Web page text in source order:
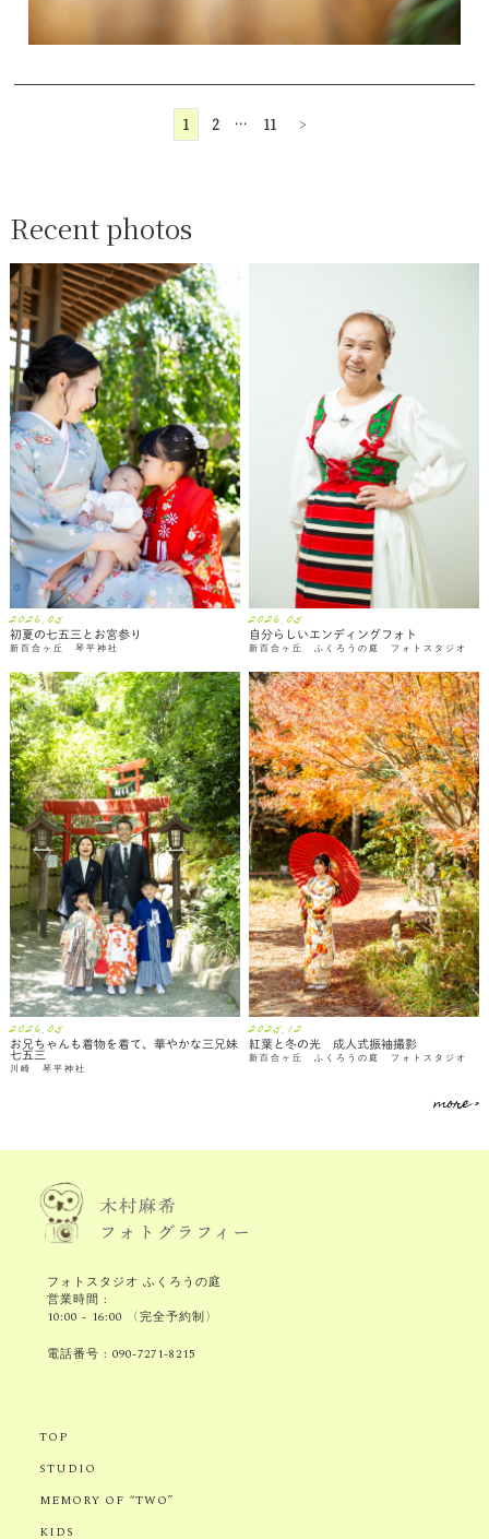
1 2 … 11 >
Recent photos
2026.05
初夏の七五三とお宮参り
新百合ヶ丘 琴平神社
2026.05
自分らしいエンディングフォト
新百合ヶ丘 ふくろうの庭 フォトスタジオ
2026.05
お兄ちゃんも着物を着て、華やかな三兄妹
七五三
川崎 琴平神社
2025.12
紅葉と冬の光 成人式振袖撮影
新百合ヶ丘 ふくろうの庭 フォトスタジオ
more >
フォトスタジオ ふくろうの庭
営業時間 :
10:00 - 16:00 〈完全予約制〉
電話番号 :090-7271-8215
TOP
STUDIO
MEMORY OF “TWO”
KIDS